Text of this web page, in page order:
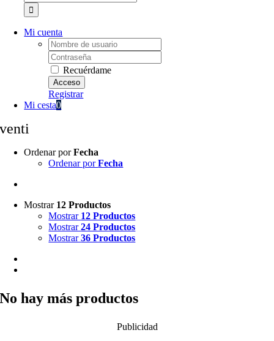
Mi cuenta
Username:
Password:
Recuérdame
Registrar
Mi cesta0
venti
Ordenar porFecha
Ordenar porFecha
Mostrar 12 Productos
Mostrar 12 Productos
Mostrar24 Productos
Mostrar36 Productos
No hay más productos
Publicidad